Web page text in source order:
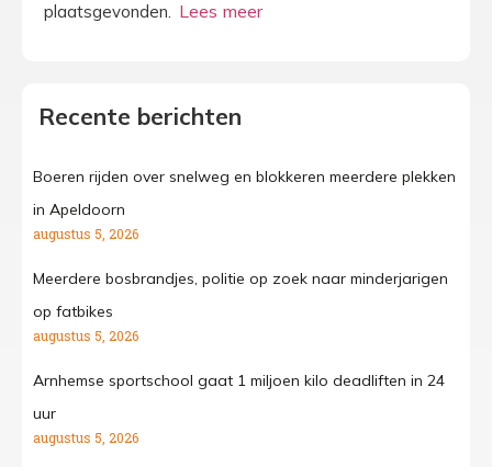
plaatsgevonden.
Recente berichten
Boeren rijden over snelweg en blokkeren meerdere plekken
in Apeldoorn
augustus 5, 2026
Meerdere bosbrandjes, politie op zoek naar minderjarigen
op fatbikes
augustus 5, 2026
Arnhemse sportschool gaat 1 miljoen kilo deadliften in 24
uur
augustus 5, 2026